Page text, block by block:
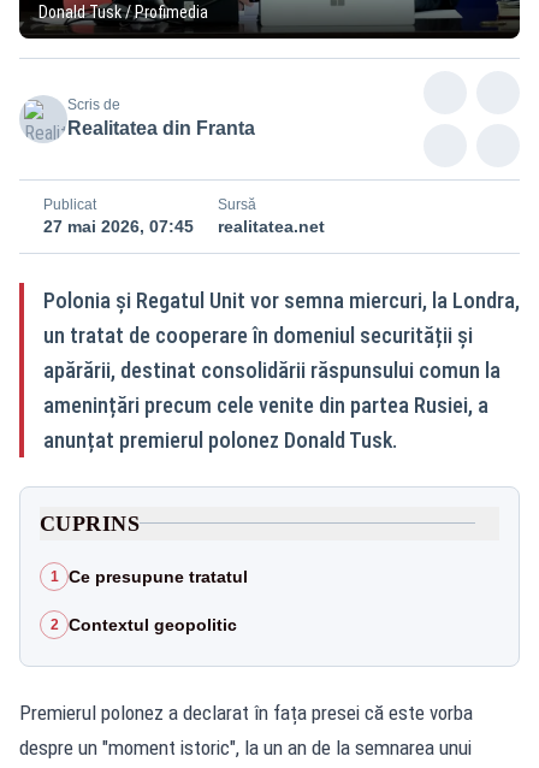
Donald Tusk / Profimedia
Scris de
Realitatea din Franta
Publicat
27 mai 2026, 07:45
Sursă
realitatea.net
Polonia și Regatul Unit vor semna miercuri, la Londra,
un tratat de cooperare în domeniul securității și
apărării, destinat consolidării răspunsului comun la
amenințări precum cele venite din partea Rusiei, a
anunțat premierul polonez Donald Tusk.
CUPRINS
1 Ce presupune tratatul
2 Contextul geopolitic
Premierul polonez a declarat în fața presei că este vorba
despre un "moment istoric", la un an de la semnarea unui